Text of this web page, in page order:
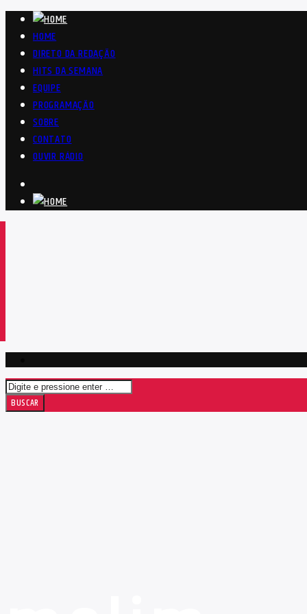
HOME
DIRETO DA REDAÇÃO
HITS DA SEMANA
EQUIPE
PROGRAMAÇÃO
SOBRE
CONTATO
OUVIR RÁDIO